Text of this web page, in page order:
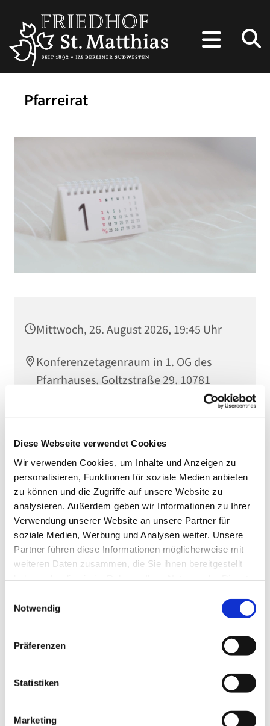
Diese Webseite verwendet Cookies
Wir verwenden Cookies, um Inhalte und Anzeigen zu
personalisieren, Funktionen für soziale Medien anbieten
zu können und die Zugriffe auf unsere Website zu
analysieren. Außerdem geben wir Informationen zu Ihrer
Verwendung unserer Website an unsere Partner für
soziale Medien, Werbung und Analysen weiter. Unsere
Partner führen diese Informationen möglicherweise mit
weiteren Daten zusammen, die Sie ihnen bereitgestellt
Notwendig
Präferenzen
Statistiken
Marketing
Pfarreirat
Mittwoch, 26. August 2026, 19:45 Uhr
Konferenzetagenraum in 1. OG des
Pfarrhauses, Goltzstraße 29, 10781